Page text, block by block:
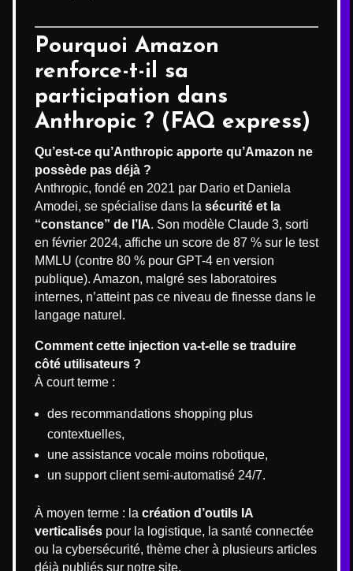
Pourquoi Amazon
renforce-t-il sa
participation dans
Anthropic ? (FAQ express)
Qu’est-ce qu’Anthropic apporte qu’Amazon ne
possède pas déjà ?
Anthropic, fondé en 2021 par Dario et Daniela
Amodei, se spécialise dans la sécurité et la
“constance” de l’IA. Son modèle Claude 3, sorti
en février 2024, affiche un score de 87 % sur le test
MMLU (contre 80 % pour GPT-4 en version
publique). Amazon, malgré ses laboratoires
internes, n’atteint pas ce niveau de finesse dans le
langage naturel.
Comment cette injection va-t-elle se traduire
côté utilisateurs ?
À court terme :
des recommandations shopping plus
contextuelles,
une assistance vocale moins robotique,
un support client semi-automatisé 24/7.
À moyen terme : la création d’outils IA
verticalisés pour la logistique, la santé connectée
ou la cybersécurité, thème cher à plusieurs articles
déjà publiés sur notre site.